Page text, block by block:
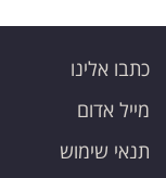
כתבו אלינו
מייל אדום
תנאי שימוש